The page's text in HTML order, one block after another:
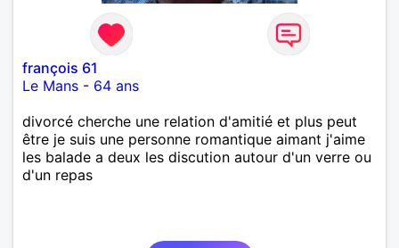
françois 61
Le Mans - 64 ans
divorcé cherche une relation d'amitié et plus peut
être je suis une personne romantique aimant j'aime
les balade a deux les discution autour d'un verre ou
d'un repas